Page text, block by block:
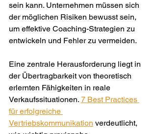
sein kann. Unternehmen müssen sich
der möglichen Risiken bewusst sein,
um effektive Coaching-Strategien zu
entwickeln und Fehler zu vermeiden.
Eine zentrale Herausforderung liegt in
der Übertragbarkeit von theoretisch
erlernten Fähigkeiten in reale
Verkaufssituationen. 7 Best Practices
für erfolgreiche
Vertriebskommunikation verdeutlicht,